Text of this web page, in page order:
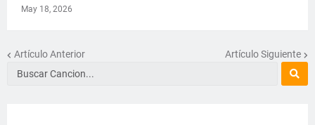
May 18, 2026
Artículo Anterior Artículo Siguiente